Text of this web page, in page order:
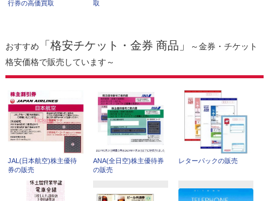
行券の高価買取
取
おすすめ 「格安チケット・金券 商品」
～金券・チケット
格安価格で販売しています～
JAL(日本航空)株主優待
券の販売
ANA(全日空)株主優待券
の販売
レターパックの販売